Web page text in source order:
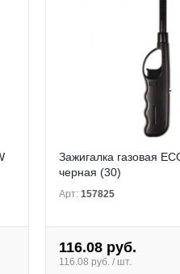
Зажигалка газовая
черная (30)
Арт: 157825
116.08 руб.
116.08 руб. / шт.